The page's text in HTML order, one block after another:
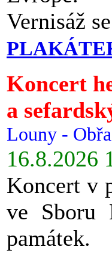
Vernisáž
Koncert
a
Louny -
16.8.2026
Koncert v
ve Sboru
památek.